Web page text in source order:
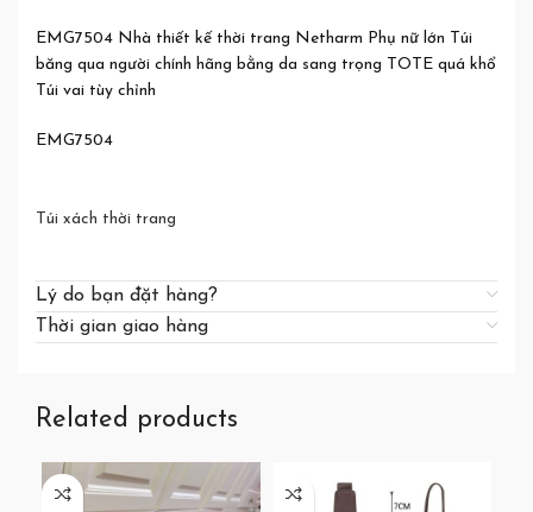
EMG7504 Nhà thiết kế thời trang Netharm Phụ nữ lớn Túi
băng qua người chính hãng bằng da sang trọng TOTE quá khổ
Túi vai tùy chỉnh
EMG7504
Túi xách thời trang
Lý do bạn đặt hàng?
Thời gian giao hàng
Related products